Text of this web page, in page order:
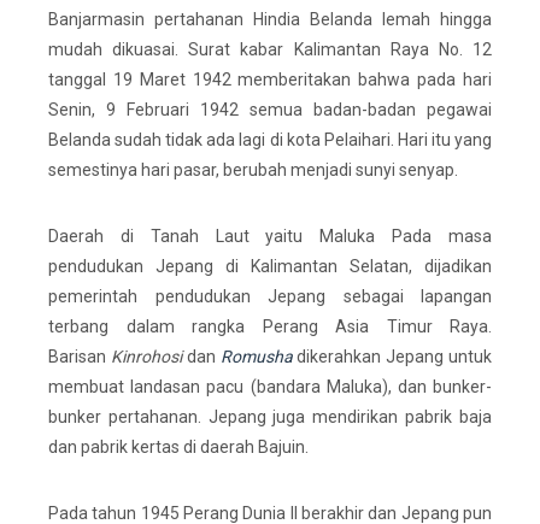
Banjarmasin pertahanan Hindia Belanda lemah hingga
mudah dikuasai. Surat kabar Kalimantan Raya No. 12
tanggal 19 Maret 1942 memberitakan bahwa pada hari
Senin, 9 Februari 1942 semua badan-badan pegawai
Belanda sudah tidak ada lagi di kota Pelaihari. Hari itu yang
semestinya hari pasar, berubah menjadi sunyi senyap.
Daerah di Tanah Laut yaitu Maluka Pada masa
pendudukan Jepang di Kalimantan Selatan, dijadikan
pemerintah pendudukan Jepang sebagai lapangan
terbang dalam rangka Perang Asia Timur Raya.
Barisan Kinrohosidan Romushadikerahkan Jepang untuk
membuat landasan pacu (bandara Maluka), dan bunker-
bunker pertahanan. Jepang juga mendirikan pabrik baja
dan pabrik kertas di daerah Bajuin.
Pada tahun 1945 Perang Dunia II berakhir dan Jepang pun